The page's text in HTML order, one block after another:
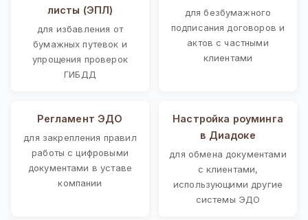
листы (ЭПЛ)
для избавления от
бумажных путевок и
упрощения проверок
ГИБДД
для безбумажного
подписания договоров и
актов с частными
клиентами
Регламент ЭДО
для закрепления правил
работы с цифровыми
документами в уставе
компании
Настройка роуминга
в Диадоке
для обмена документами
с клиентами,
использующими другие
системы ЭДО